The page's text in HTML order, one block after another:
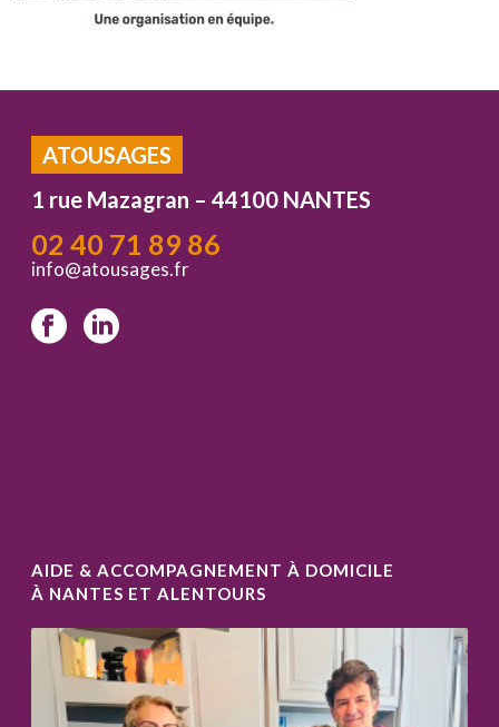
ATOUSAGES
1 rue Mazagran – 44100 NANTES
02 40 71 89 86
info@atousages.fr
AIDE & ACCOMPAGNEMENT À DOMICILE
À NANTES ET ALENTOURS